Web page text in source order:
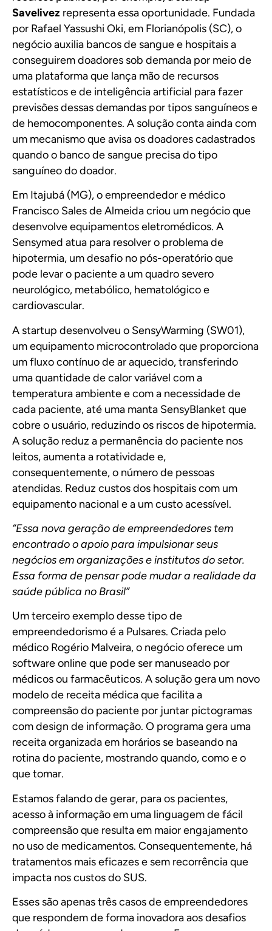
Savelivez representa essa oportunidade. Fundada
por Rafael Yassushi Oki, em Florianópolis (SC), o
negócio auxilia bancos de sangue e hospitais a
conseguirem doadores sob demanda por meio de
uma plataforma que lança mão de recursos
estatísticos e de inteligência artificial para fazer
previsões dessas demandas por tipos sanguíneos e
de hemocomponentes. A solução conta ainda com
um mecanismo que avisa os doadores cadastrados
quando o banco de sangue precisa do tipo
sanguíneo do doador.
Em Itajubá (MG), o empreendedor e médico
Francisco Sales de Almeida criou um negócio que
desenvolve equipamentos eletromédicos. A
Sensymed atua para resolver o problema de
hipotermia, um desafio no pós-operatório que
pode levar o paciente a um quadro severo
neurológico, metabólico, hematológico e
cardiovascular.
A startup desenvolveu o SensyWarming (SW01),
um equipamento microcontrolado que proporciona
um fluxo contínuo de ar aquecido, transferindo
uma quantidade de calor variável com a
temperatura ambiente e com a necessidade de
cada paciente, até uma manta SensyBlanket que
cobre o usuário, reduzindo os riscos de hipotermia.
A solução reduz a permanência do paciente nos
leitos, aumenta a rotatividade e,
consequentemente, o número de pessoas
atendidas. Reduz custos dos hospitais com um
equipamento nacional e a um custo acessível.
“Essa nova geração de empreendedores tem
encontrado o apoio para impulsionar seus
negócios em organizações e institutos do setor.
Essa forma de pensar pode mudar a realidade da
saúde pública no Brasil”
Um terceiro exemplo desse tipo de
empreendedorismo é a Pulsares. Criada pelo
médico Rogério Malveira, o negócio oferece um
software online que pode ser manuseado por
médicos ou farmacêuticos. A solução gera um novo
modelo de receita médica que facilita a
compreensão do paciente por juntar pictogramas
com design de informação. O programa gera uma
receita organizada em horários se baseando na
rotina do paciente, mostrando quando, como e o
que tomar.
Estamos falando de gerar, para os pacientes,
acesso à informação em uma linguagem de fácil
compreensão que resulta em maior engajamento
no uso de medicamentos. Consequentemente, há
tratamentos mais eficazes e sem recorrência que
impacta nos custos do SUS.
Esses são apenas três casos de empreendedores
que respondem de forma inovadora aos desafios